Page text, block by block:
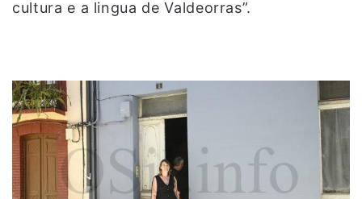
cultura e a lingua de Valdeorras”.